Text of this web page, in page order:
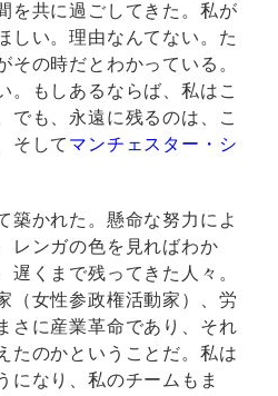
を共に過ごしてきた。私が
しい。理由なんてない。た
その時だとわかっている。
。もしあるならば、私はこ
でも、永遠に残るのは、こ
そして マンチェスター・シ
築かれた。懸命な努力によ
レンガの色を見ればわか
遅くまで残ってきた人々。
（女性参政権活動家）、労
さに産業革命であり、それ
たのかということだ。私は
になり、私のチームもま